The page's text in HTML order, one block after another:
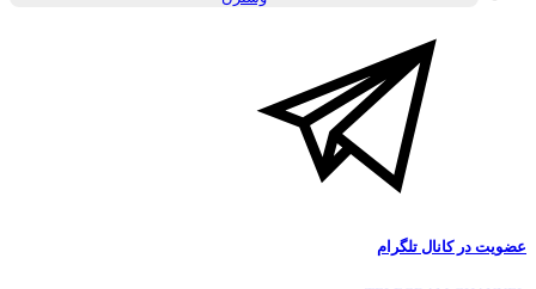
در کانال تلگرام